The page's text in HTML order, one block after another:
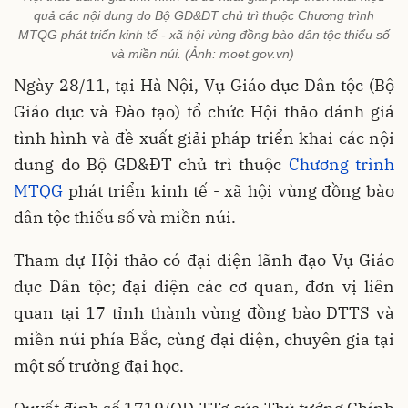
quả các nội dung do Bộ GD&ĐT chủ trì thuộc Chương trình
MTQG phát triển kinh tế - xã hội vùng đồng bào dân tộc thiểu số
và miền núi. (Ảnh: moet.gov.vn)
Ngày 28/11, tại Hà Nội, Vụ Giáo dục Dân tộc (Bộ
Giáo dục và Đào tạo) tổ chức Hội thảo đánh giá
tình hình và đề xuất giải pháp triển khai các nội
dung do Bộ GD&ĐT chủ trì thuộc Chương trình
MTQG phát triển kinh tế - xã hội vùng đồng bào
dân tộc thiểu số và miền núi.
Tham dự Hội thảo có đại diện lãnh đạo Vụ Giáo
dục Dân tộc; đại diện các cơ quan, đơn vị liên
quan tại 17 tỉnh thành vùng đồng bào DTTS và
miền núi phía Bắc, cùng đại diện, chuyên gia tại
một số trường đại học.